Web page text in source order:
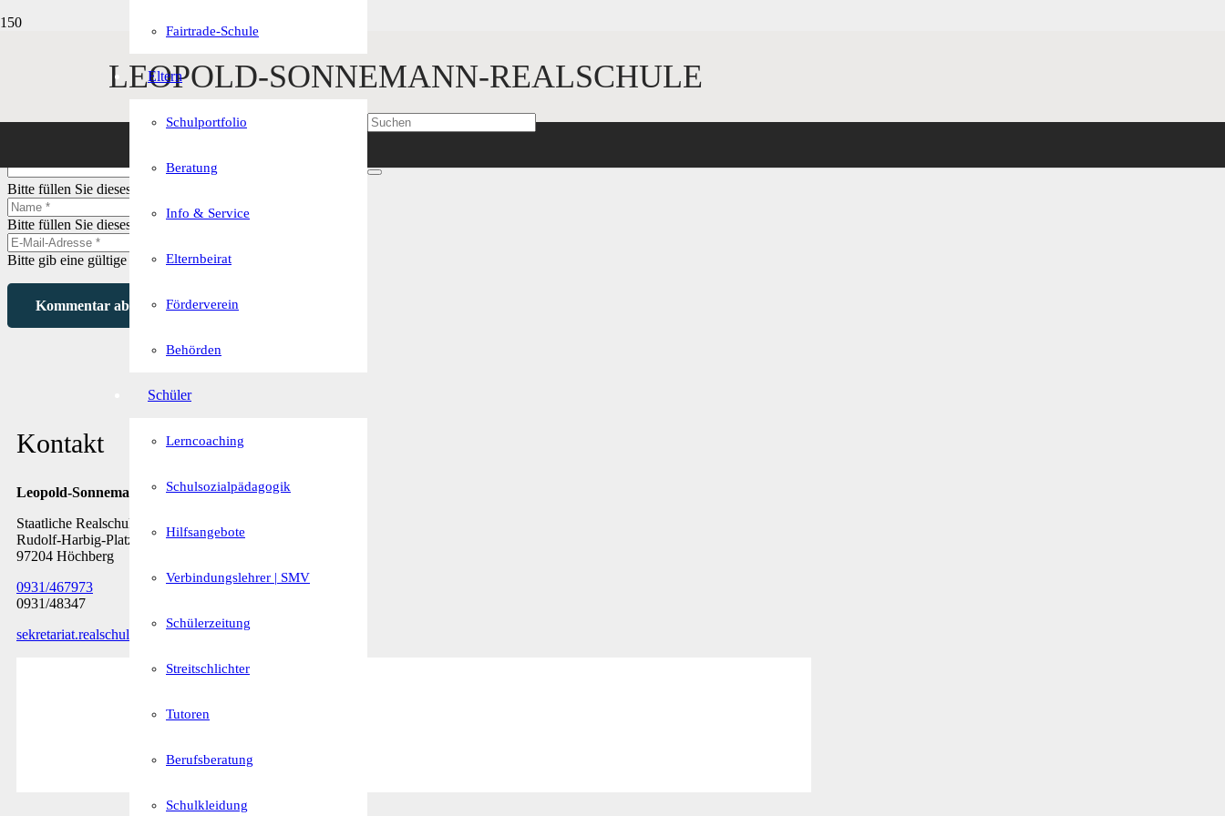
LEOPOLD-SONNEMANN-REALSCHULE
Fairtrade-Schule
Eltern
Schulportfolio
Beratung
Info & Service
Elternbeirat
Förderverein
Behörden
Schüler
Lerncoaching
Schulsozialpädagogik
Hilfsangebote
Verbindungslehrer | SMV
Schülerzeitung
Streitschlichter
Tutoren
Berufsberatung
Schulkleidung
Schreibe einen Kommentar
Deine E-Mail-Adresse wird nicht veröffentlicht. Erforderliche Felder sind mit
Bitte füllen Sie dieses Feld aus.
Bitte füllen Sie dieses Feld aus.
Bitte gib eine gültige E-Mail-Adresse ein.
Kommentar abschicken
Kontakt
Leopold-Sonnemann-Realschule
Staatliche Realschule Höchberg
Rudolf-Harbig-Platz 7
97204 Höchberg
0931/467973
0931/48347
sekretariat.realschule@rs-hoechberg.bayern.de